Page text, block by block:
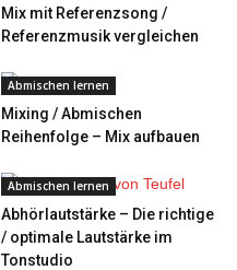
Mix mit Referenzsong /
Referenzmusik vergleichen
Abmischen lernen
Mixing / Abmischen
Reihenfolge – Mix aufbauen
Abmischen lernen
Abhörlautstärke – Die richtige
/ optimale Lautstärke im
Tonstudio